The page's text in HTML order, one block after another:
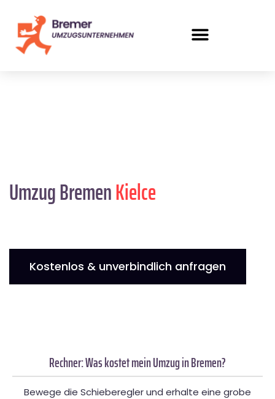
Umzug BremenKielce
Kostenlos & unverbindlich anfragen
Rechner: Was kostet mein Umzug in Bremen?
Bewege die Schieberegler und erhalte eine grobe